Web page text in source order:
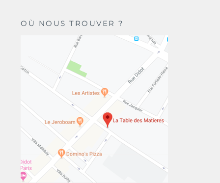
OÙ NOUS TROUVER ?